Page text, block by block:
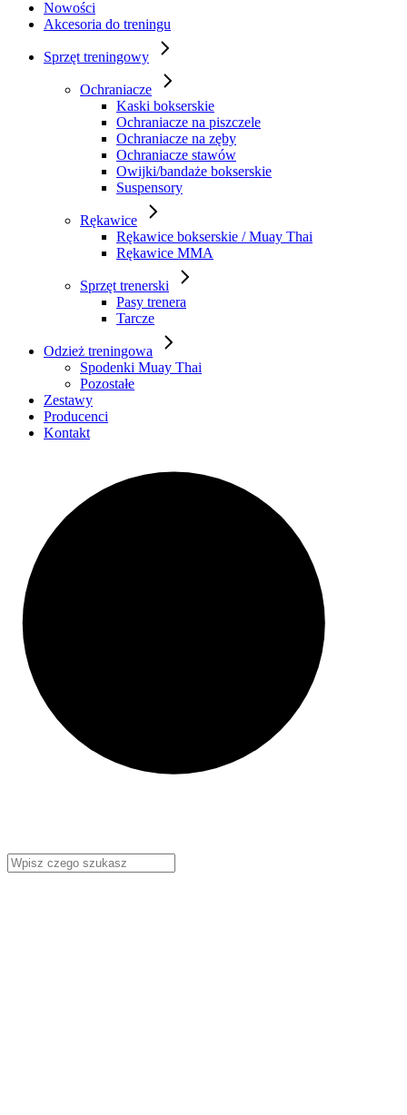
Nowości
Akcesoria do treningu
Sprzęt treningowy
Ochraniacze
Kaski bokserskie
Ochraniacze na piszczele
Ochraniacze na zęby
Ochraniacze stawów
Owijki/bandaże bokserskie
Suspensory
Rękawice
Rękawice bokserskie / Muay Thai
Rękawice MMA
Sprzęt trenerski
Pasy trenera
Tarcze
Odzież treningowa
Spodenki Muay Thai
Pozostałe
Zestawy
Producenci
Kontakt